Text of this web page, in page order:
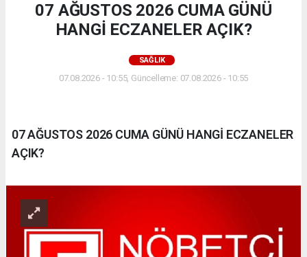
07 AĞUSTOS 2026 CUMA GÜNÜ
HANGİ ECZANELER AÇIK?
SAĞLIK
07.08.2026 - 10:55, Güncelleme: 07.08.2026 - 10:55
07 AĞUSTOS 2026 CUMA GÜNÜ HANGİ ECZANELER
AÇIK?